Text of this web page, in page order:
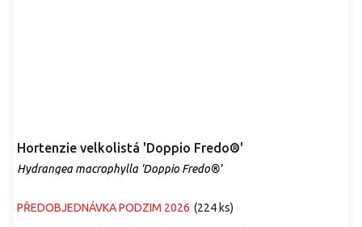
Hortenzie velkolistá 'Doppio Fredo®'
Hydrangea macrophylla 'Doppio Fredo®'
PŘEDOBJEDNÁVKA PODZIM 2026 (224 ks)